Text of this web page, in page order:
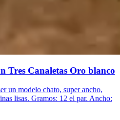
Tres Canaletas Oro blanco
un modelo chato, super ancho,
lisas. Gramos: 12 el par. Ancho: